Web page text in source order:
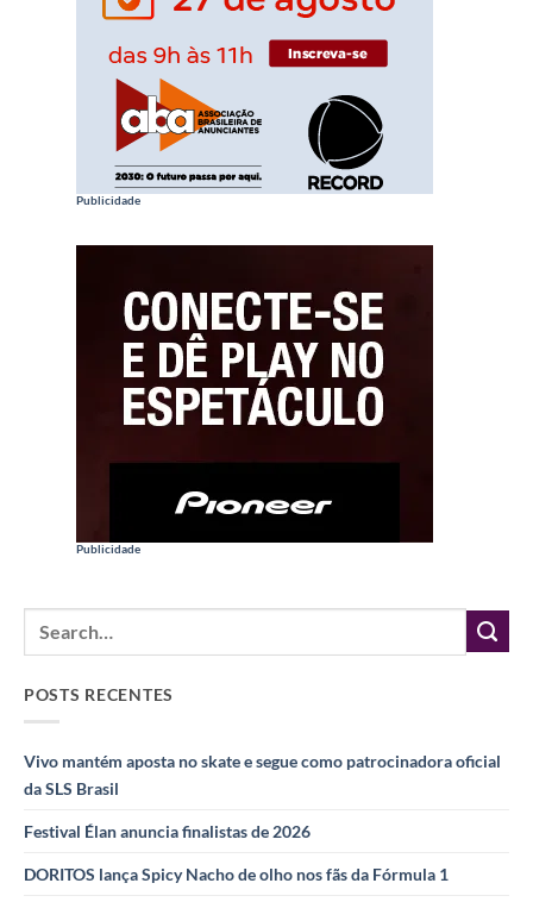
Publicidade
Publicidade
POSTS RECENTES
Vivo mantém aposta no skate e segue como patrocinadora oficial
da SLS Brasil
Festival Élan anuncia finalistas de 2026
DORITOS lança Spicy Nacho de olho nos fãs da Fórmula 1